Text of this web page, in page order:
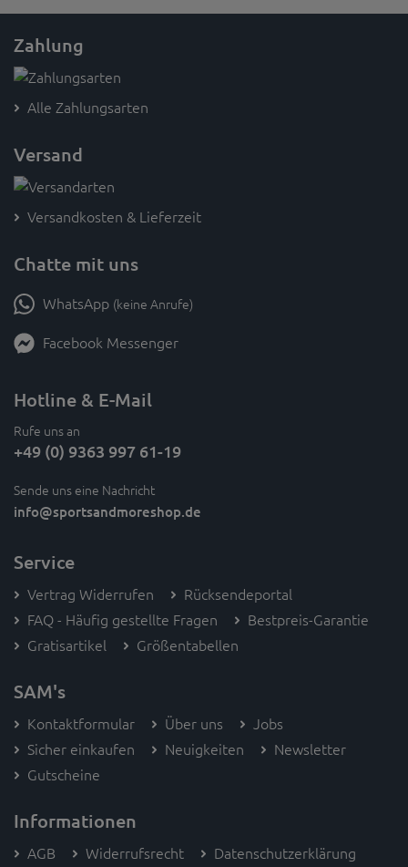
Zahlung
Alle Zahlungsarten
Versand
Versandkosten & Lieferzeit
Chatte mit uns
WhatsApp (keine Anrufe)
Facebook Messenger
Hotline & E-Mail
Rufe uns an
+49 (0) 9363 997 61-19
Sende uns eine Nachricht
info@sportsandmoreshop.de
Service
Vertrag Widerrufen
Rücksendeportal
FAQ - Häufig gestellte Fragen
Bestpreis-Garantie
Gratisartikel
Größentabellen
SAM's
Kontaktformular Über uns
Jobs
Sicher einkaufen
Neuigkeiten
Newsletter
Gutscheine
Informationen
AGB Widerrufsrecht
Datenschutzerklärung